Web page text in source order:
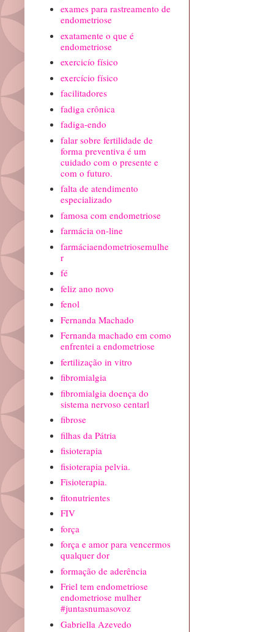
exames para rastreamento de
endometriose
exatamente o que é
endometriose
exercicío físico
exercício físico
facilitadores
fadiga crônica
fadiga-endo
falar sobre fertilidade de
forma preventiva é um
cuidado com o presente e
com o futuro.
falta de atendimento
especializado
famosa com endometriose
farmácia on-line
farmáciaendometriosemulhe
r
fé
feliz ano novo
fenol
Fernanda Machado
Fernanda machado em como
enfrentei a endometriose
fertilização in vitro
fibromialgia
fibromialgia doença do
sistema nervoso centarl
fibrose
filhas da Pátria
fisioterapia
fisioterapia pelvia.
Fisioterapia.
fitonutrientes
FIV
força
força e amor para vencermos
qualquer dor
formação de aderência
Friel tem endometriose
endometriose mulher
#juntasnumasovoz
Gabriella Azevedo